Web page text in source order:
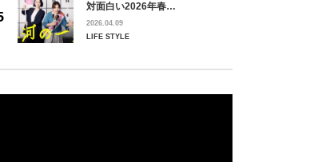
対面白い2026年春…
2026.04.09
LIFE STYLE